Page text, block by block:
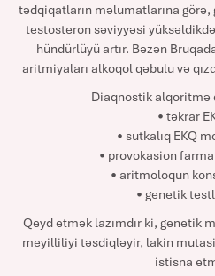
tədqiqatların məlumatlarına görə,
testosteron səviyyəsi
hündürlüyü artır. Bəzən
aritmiyaları alkoqol qəbulu və
Diaqnostik alqoritmə
• təkrar
• sutkalıq EKQ
• provokasion
• aritmoloqun
• genetik
Qeyd etmək lazımdır ki, genetik
meyilliliyi təsdiqləyir, lakin
istisna